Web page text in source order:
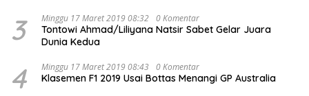
3 Minggu 17 Maret 2019 08:32 0 Komentar
Tontowi Ahmad/Liliyana Natsir Sabet Gelar Juara
Dunia Kedua
4 Minggu 17 Maret 2019 08:43 0 Komentar
Klasemen F1 2019 Usai Bottas Menangi GP Australia